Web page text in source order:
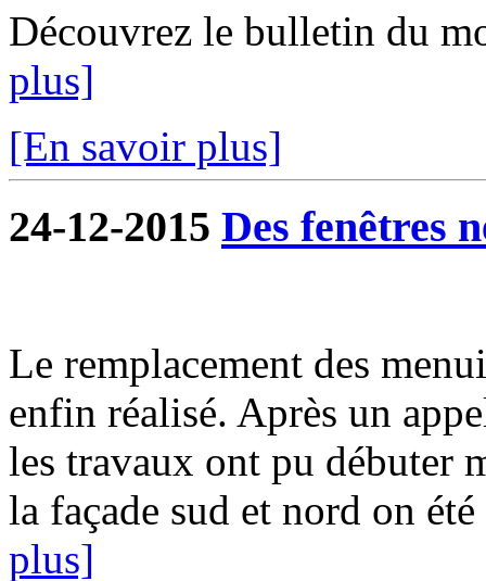
Découvrez le bulletin du
plus]
[En savoir plus]
24-12-2015 Des fenêtres
Le remplacement des
enfin réalisé. Après un
les travaux ont pu débuter
la façade sud et nord on
plus]